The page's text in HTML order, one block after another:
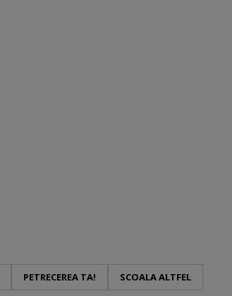
PETRECEREA TA! SCOALA ALTFEL